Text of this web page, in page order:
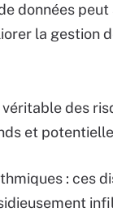
données
la gestion
des
et
: ces